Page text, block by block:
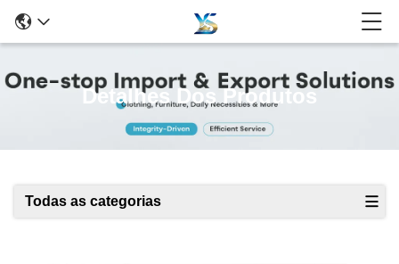
Detalhes Dos Produtos
Todas as categorias